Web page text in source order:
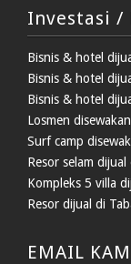
Investasi /
Bisnis & hotel
Bisnis & hotel
Bisnis & hotel
Losmen
Surf camp
Resor selam dijual
Kompleks 5 villa
Resor dijual di
EMAIL